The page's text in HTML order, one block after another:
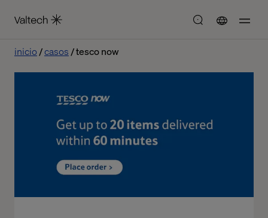
inicio casos tesco now